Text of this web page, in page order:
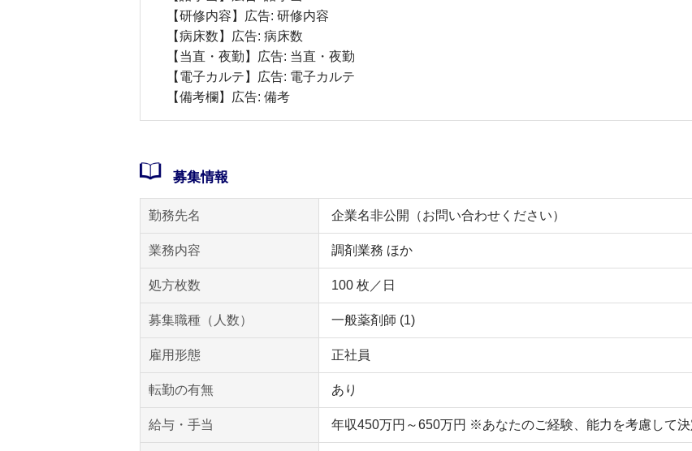
【研修内容】広告: 研修内容
【病床数】広告: 病床数
【当直・夜勤】広告: 当直・夜勤
【電子カルテ】広告: 電子カルテ
【備考欄】広告: 備考
募集情報
勤務先名 企業名非公開（お問い合わせください）
業務内容 調剤業務 ほか
処方枚数 100 枚／日
募集職種（人数） 一般薬剤師 (1)
雇用形態 正社員
転勤の有無 あり
給与・手当 年収450万円～650万円 ※あなたのご経験、能力を考慮して